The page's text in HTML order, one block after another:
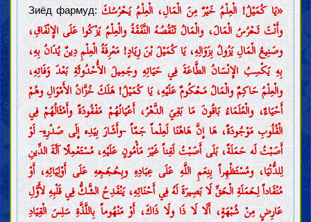
Зиёд фармуд: «یَا كُمَيْلُ! الْعِلْمُ خَيْرٌ مِنَ الْمَالِ، الْعِلْمُ يَحْرُسُكَ
وأَنْتَ تَحْرُسُ الْمَالَ، والْمَالُ تَنْقُصُهُ النَّفَقَةُ والْعِلْمُ يَزْكُوا عَلَى الإِنْفَاقِ،
وصَنِيعُ الْمَالِ يَزُولُ بِزَوَالِهِ، يَا كُمَيْلَ بْنَ زِيَادٍ! مَعْرِفَةُ الْعِلْمِ دِينٌ يُدَانُ بِهِ،
بِهِ يَكْسِبُ الإِنْسَانُ الطَّاعَةَ فِي حَيَاتِهِ وجَمِيلَ الأُحْدُوثَةِ بَعْدَ وَفَاتِهِ،
والْعِلْمُ حَاكِمٌ والْمَالُ مَحْكُومٌ عَلَيْهِ، يَا كُمَيْلُ! هَلَكَ خُزَّانُ الأَمْوَالِ وهُمْ
أَحْيَاءٌ، والْعُلَمَاءُ بَاقُونَ مَا بَقِيَ الدَّهْرُ، أَعْيَانُهُمْ مَفْقُودَةٌ وأَمْثَالُهُمْ فِي
الْقُلُوبِ مَوْجُودَةٌ، هَا إِنَّ هَاهُنَا لَعِلْماً جَمّاً -وأَشَارَ بِيَدِه إِلَى صَدْرِهِ- لَوْ
أَصَبْتُ لَه حَمَلَةً، بَلَى أَصَبْتُ لَقِناً غَيْرَ مَأْمُونٍ عَلَيْهِ، مُسْتَعْمِلًا آلَةَ الدِّينِ
لِلدُّنْيَا، ومُسْتَظْهِراً بِنِعَمِ اللَّهِ عَلَى عِبَادِهِ وبِحُجَجِهِ عَلَى أَوْلِيَائِهِ، أَوْ
مُنْقَاداً لِحَمَلَةِ الْحَقِّ لَا بَصِيرَةَ لَهُ فِي أَحْنَائِهِ، يَنْقَدِحُ الشَّكُّ فِي قَلْبِهِ لأَوَّلِ
عَارِضٍ مِنْ شُبْهَةٍ، أَلَا لَا ذَا ولَا ذَاكَ، أَوْ مَنْهُوماً بِاللَّذَّةِ سَلِسَ الْقِيَادِ